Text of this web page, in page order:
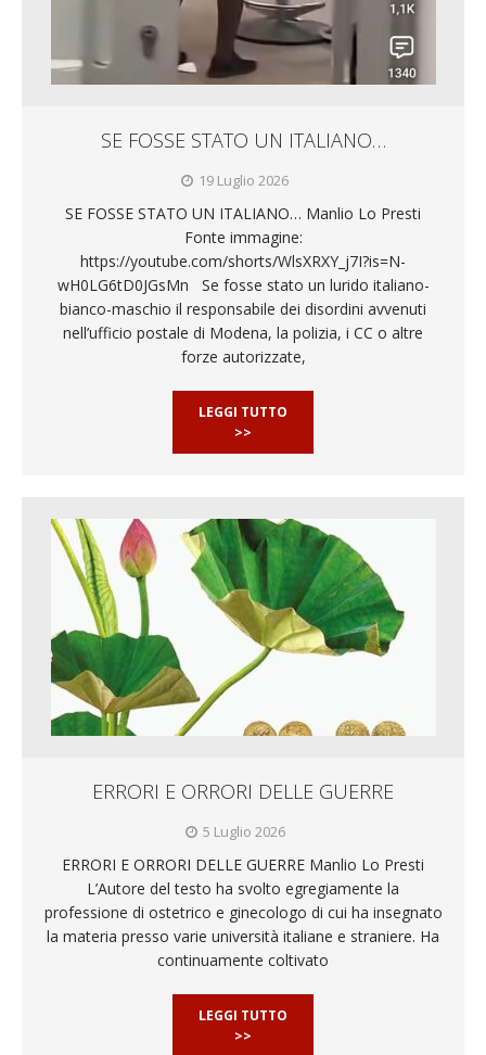
SE FOSSE STATO UN ITALIANO…
19 Luglio 2026
SE FOSSE STATO UN ITALIANO… Manlio Lo Presti
Fonte immagine:
https://youtube.com/shorts/WlsXRXY_j7I?is=N-
wH0LG6tD0JGsMn Se fosse stato un lurido italiano-
bianco-maschio il responsabile dei disordini avvenuti
nell’ufficio postale di Modena, la polizia, i CC o altre
forze autorizzate,
LEGGI TUTTO
>>
ERRORI E ORRORI DELLE GUERRE
5 Luglio 2026
ERRORI E ORRORI DELLE GUERRE Manlio Lo Presti
L’Autore del testo ha svolto egregiamente la
professione di ostetrico e ginecologo di cui ha insegnato
la materia presso varie università italiane e straniere. Ha
continuamente coltivato
LEGGI TUTTO
>>